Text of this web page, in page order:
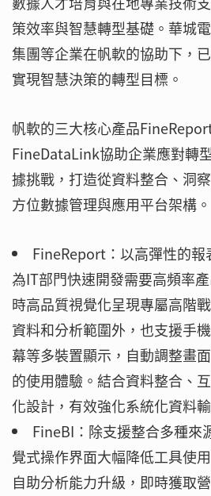
策效率與智慧轉型基礎。華城
集團等企業在帆軟的協助下，
實現智慧決策的轉型目標。
帆軟的三大核心產品
FineDataLink協助企業應對轉
據挑戰，打造從資料整合、洞
方位數據管理與應用平台架構。
FineReport：以高彈性的報
為IT部門快速開發需要高頻率
時高品質視覺化呈現專屬高階
資料和分析範圍外，也支援手
幕等多裝置顯示，自動調整畫
的使用體驗。結合資料整合、
化設計，有效強化系統化資料
FineBI：除支援整合多種來
覺式操作界面大幅降低工具使
自助分析能力升級，即時獲取